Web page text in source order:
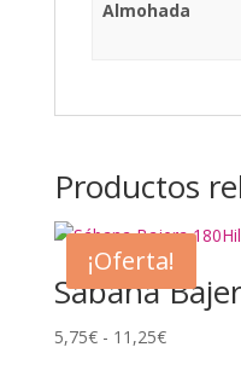
Almohada
Productos
¡Oferta!
Sábana
5,75€ - 11,25€Rango